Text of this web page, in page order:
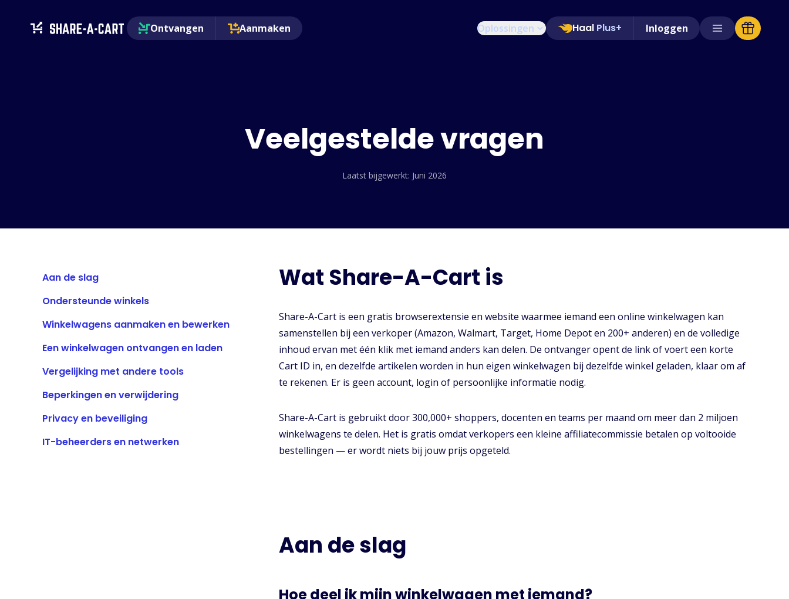
Ontvangen Aanmaken Oplossingen Haal Plus+ Inloggen
Veelgestelde vragen
Laatst bijgewerkt: Juni 2026
Aan de slag
Ondersteunde winkels
Winkelwagens aanmaken en bewerken
Een winkelwagen ontvangen en laden
Vergelijking met andere tools
Beperkingen en verwijdering
Privacy en beveiliging
IT-beheerders en netwerken
Wat Share-A-Cart is
Share-A-Cart is een gratis browserextensie en website waarmee iemand een online winkelwagen kan
samenstellen bij een verkoper (Amazon, Walmart, Target, Home Depot en 200+ anderen) en de volledige
inhoud ervan met één klik met iemand anders kan delen. De ontvanger opent de link of voert een korte
Cart ID in, en dezelfde artikelen worden in hun eigen winkelwagen bij dezelfde winkel geladen, klaar om af
te rekenen. Er is geen account, login of persoonlijke informatie nodig.
Share-A-Cart is gebruikt door 300,000+ shoppers, docenten en teams per maand om meer dan 2 miljoen
winkelwagens te delen. Het is gratis omdat verkopers een kleine affiliatecommissie betalen op voltooide
bestellingen — er wordt niets bij jouw prijs opgeteld.
Aan de slag
Hoe deel ik mijn winkelwagen met iemand?